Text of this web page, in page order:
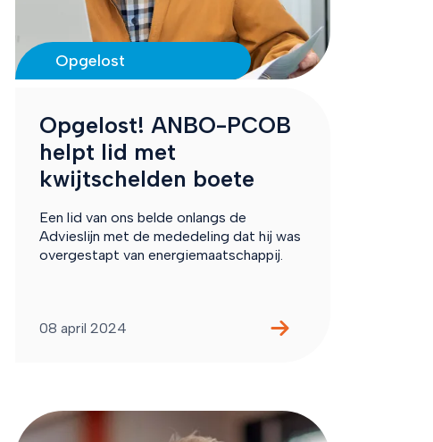
Opgelost
Opgelost! ANBO-PCOB
helpt lid met
kwijtschelden boete
Een lid van ons belde onlangs de
Advieslijn met de mededeling dat hij was
overgestapt van energiemaatschappij.
08 april 2024